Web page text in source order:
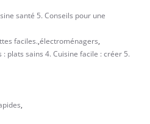
santé 5. Conseils pour une
faciles.,électroménagers,
plats sains 4. Cuisine facile : créer 5.
,